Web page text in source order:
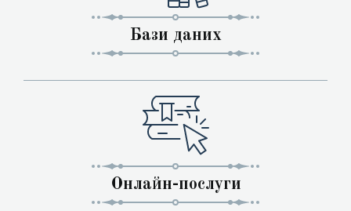
Бази даних
Онлайн-послуги